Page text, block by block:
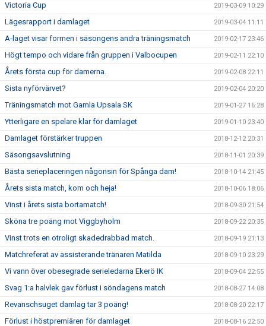
Victoria Cup 2019-03-09 10:29
Lägesrapport i damlaget 2019-03-04 11:11
A-laget visar formen i säsongens andra träningsmatch 2019-02-17 23:46
Högt tempo och vidare från gruppen i Valbocupen 2019-02-11 22:10
Årets första cup för damerna. 2019-02-08 22:11
Sista nyförvärvet? 2019-02-04 20:20
Träningsmatch mot Gamla Upsala SK 2019-01-27 16:28
Ytterligare en spelare klar för damlaget 2019-01-10 23:40
Damlaget förstärker truppen 2018-12-12 20:31
Säsongsavslutning 2018-11-01 20:39
Bästa serieplaceringen någonsin för Spånga dam! 2018-10-14 21:45
Årets sista match, kom och heja! 2018-10-06 18:06
Vinst i årets sista bortamatch! 2018-09-30 21:54
Sköna tre poäng mot Viggbyholm 2018-09-22 20:35
Vinst trots en otroligt skadedrabbad match. 2018-09-19 21:13
Matchreferat av assisterande tränaren Matilda 2018-09-10 23:29
Vi vann över obesegrade serieledarna Ekerö IK 2018-09-04 22:55
Svag 1:a halvlek gav förlust i söndagens match 2018-08-27 14:08
Revanschsuget damlag tar 3 poäng! 2018-08-20 22:17
Förlust i höstpremiären för damlaget 2018-08-16 22:50